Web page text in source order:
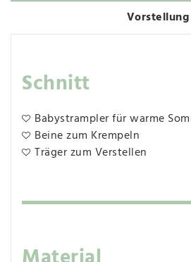
Vorstellung
Schnitt
Babystrampler für warme
Beine zum Krempeln
Träger zum Verstellen